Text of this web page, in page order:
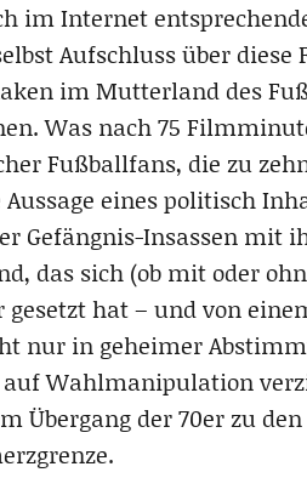
im Internet
Aufschluss über diese
im Mutterland des
Was nach 75
Fußballfans, die zu
eines politisch
Gefängnis-Insassen mit
das sich (ob mit oder
hat – und von
nur in geheimer
Wahlmanipulation
der 70er zu den